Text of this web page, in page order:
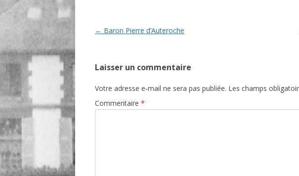
Navigation
← Baron Pierre d’Auteroche
Laisser un commentaire
Votre adresse e-mail ne sera pas publiée. Les champs
Commentaire *